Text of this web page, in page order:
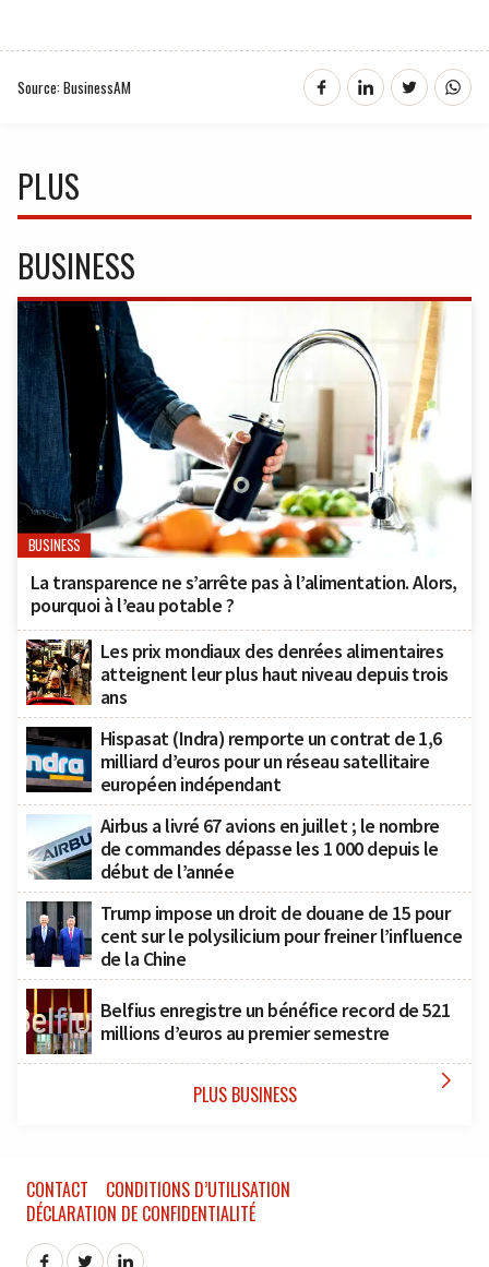
Source: BusinessAM
PLUS
BUSINESS
BUSINESS
La transparence ne s’arrête pas à l’alimentation. Alors,
pourquoi à l’eau potable ?
Les prix mondiaux des denrées alimentaires
atteignent leur plus haut niveau depuis trois
ans
Hispasat (Indra) remporte un contrat de 1,6
milliard d’euros pour un réseau satellitaire
européen indépendant
Airbus a livré 67 avions en juillet ; le nombre
de commandes dépasse les 1 000 depuis le
début de l’année
Trump impose un droit de douane de 15 pour
cent sur le polysilicium pour freiner l’influence
de la Chine
Belfius enregistre un bénéfice record de 521
millions d’euros au premier semestre
PLUS BUSINESS 
CONTACT
CONDITIONS D’UTILISATION
DÉCLARATION DE CONFIDENTIALITÉ